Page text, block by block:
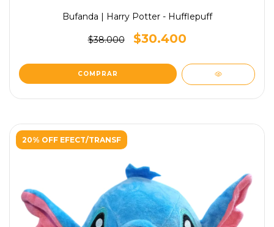
Bufanda | Harry Potter - Hufflepuff
$38.000 $30.400
20% OFF EFECT/TRANSF